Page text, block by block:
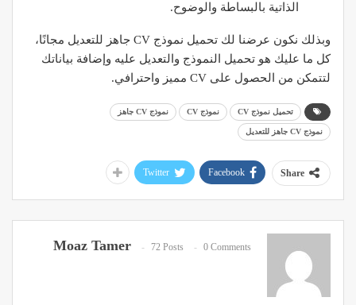
الذاتية بالبساطة والوضوح.
وبذلك نكون عرضنا لك تحميل نموذج CV جاهز للتعديل مجانًا،
كل ما عليك هو تحميل النموذج والتعديل عليه وإضافة بياناتك
لتتمكن من الحصول على CV مميز واحترافي.
تحميل نموذج CV نموذج CV نموذج CV جاهز
نموذج CV جاهز للتعديل
Share
Facebook
Twitter
Moaz Tamer 72 Posts 0 Comments